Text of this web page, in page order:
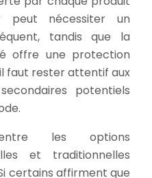
peut nécessiter un
tandis que la
offre une protection
faut rester attentif aux
potentiels
les options
et traditionnelles
certains affirment que